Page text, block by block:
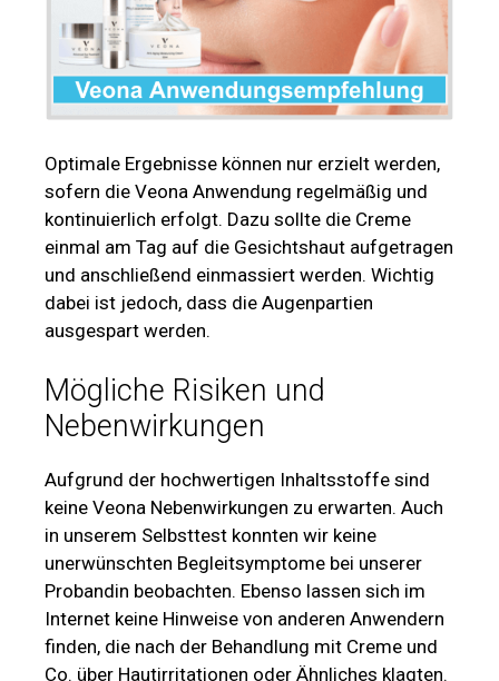
Optimale Ergebnisse können nur erzielt werden,
sofern die Veona Anwendung regelmäßig und
kontinuierlich erfolgt. Dazu sollte die Creme
einmal am Tag auf die Gesichtshaut aufgetragen
und anschließend einmassiert werden. Wichtig
dabei ist jedoch, dass die Augenpartien
ausgespart werden.
Mögliche Risiken und
Nebenwirkungen
Aufgrund der hochwertigen Inhaltsstoffe sind
keine Veona Nebenwirkungen zu erwarten. Auch
in unserem Selbsttest konnten wir keine
unerwünschten Begleitsymptome bei unserer
Probandin beobachten. Ebenso lassen sich im
Internet keine Hinweise von anderen Anwendern
finden, die nach der Behandlung mit Creme und
Co. über Hautirritationen oder Ähnliches klagten.